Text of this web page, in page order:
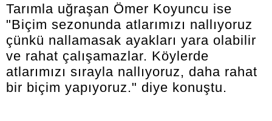
Tarımla uğraşan Ömer Koyuncu ise
"Biçim sezonunda atlarımızı nallıyoruz
çünkü nallamasak ayakları yara olabilir
ve rahat çalışamazlar. Köylerde
atlarımızı sırayla nallıyoruz, daha rahat
bir biçim yapıyoruz." diye konuştu.